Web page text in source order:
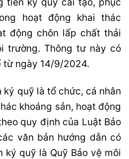
hoạt động khai thác
động chôn lấp chất thải
trường. Thông tư này có
từ ngày 14/9/2024.
ký quỹ là tổ chức, cá nhân
khoáng sản, hoạt động
quy định của Luật Bảo
văn bản hướng dẫn có
ký quỹ là Quỹ Bảo vệ môi